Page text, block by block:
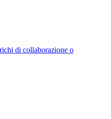
di collaborazione o